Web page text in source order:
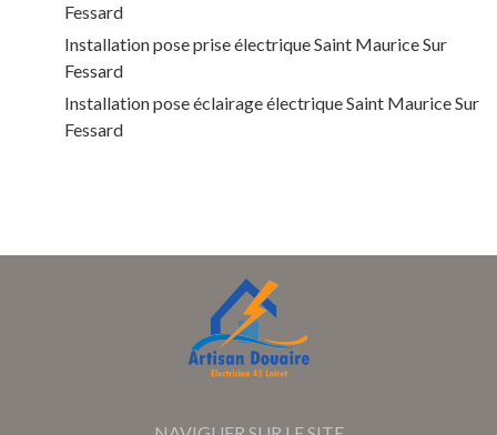
Fessard
Installation pose prise électrique Saint Maurice Sur
Fessard
Installation pose éclairage électrique Saint Maurice Sur
Fessard